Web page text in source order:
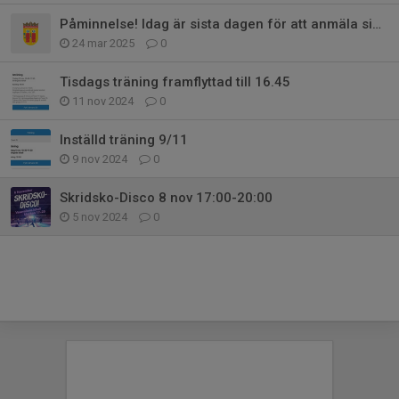
Påminnelse! Idag är sista dagen för att anmäla sig till avslutningen!
24 mar 2025 0
Tisdags träning framflyttad till 16.45
11 nov 2024 0
Inställd träning 9/11
9 nov 2024 0
Skridsko-Disco 8 nov 17:00-20:00
5 nov 2024 0